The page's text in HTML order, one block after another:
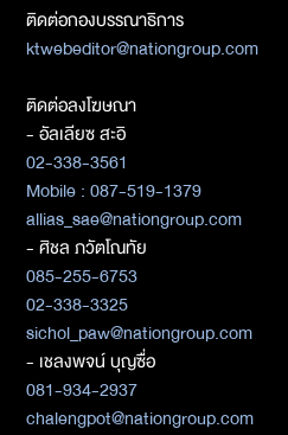
ติดต่อกองบรรณาธิการ
ktwebeditor@nationgroup.com
ติดต่อลงโฆษณา
- อัลเลียซ สะอิ
02-338-3561
Mobile : 087-519-1379
allias_sae@nationgroup.com
- ศิชล ภวัตโณทัย
085-255-6753
02-338-3325
sichol_paw@nationgroup.com
- เชลงพจน์ บุญซื่อ
081-934-2937
chalengpot@nationgroup.com